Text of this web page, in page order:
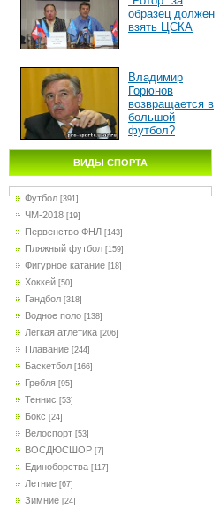
образец должен
взять ЦСКА
Владимир
Горюнов
возвращается в
большой
футбол?
ВИДЫ СПОРТА
Футбол [391]
ЧМ-2018 [19]
Первенство ФНЛ [143]
Пляжный футбол [159]
Фигурное катание [18]
Хоккей [50]
Гандбол [318]
Водное поло [138]
Легкая атлетика [206]
Плавание [244]
Баскетбол [166]
Гребля [95]
Теннис [53]
Бокс [24]
Велоспорт [53]
ВОСДЮСШОР [7]
Единоборства [117]
Летние [67]
Зимние [24]